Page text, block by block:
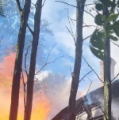
именно
- это
и в этом году",
-